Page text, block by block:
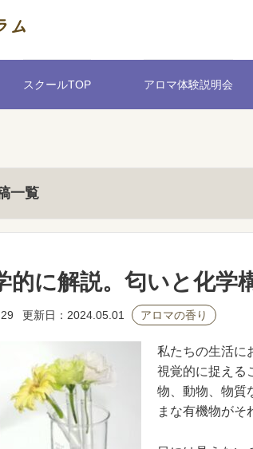
スクールTOP アロマ体験説明会
一覧
的に解説。匂いと化学
更新日：2024.05.01 アロマの香り
私たちの生活に
視覚的に捉える
物、動物、物質
まな有機物がそ